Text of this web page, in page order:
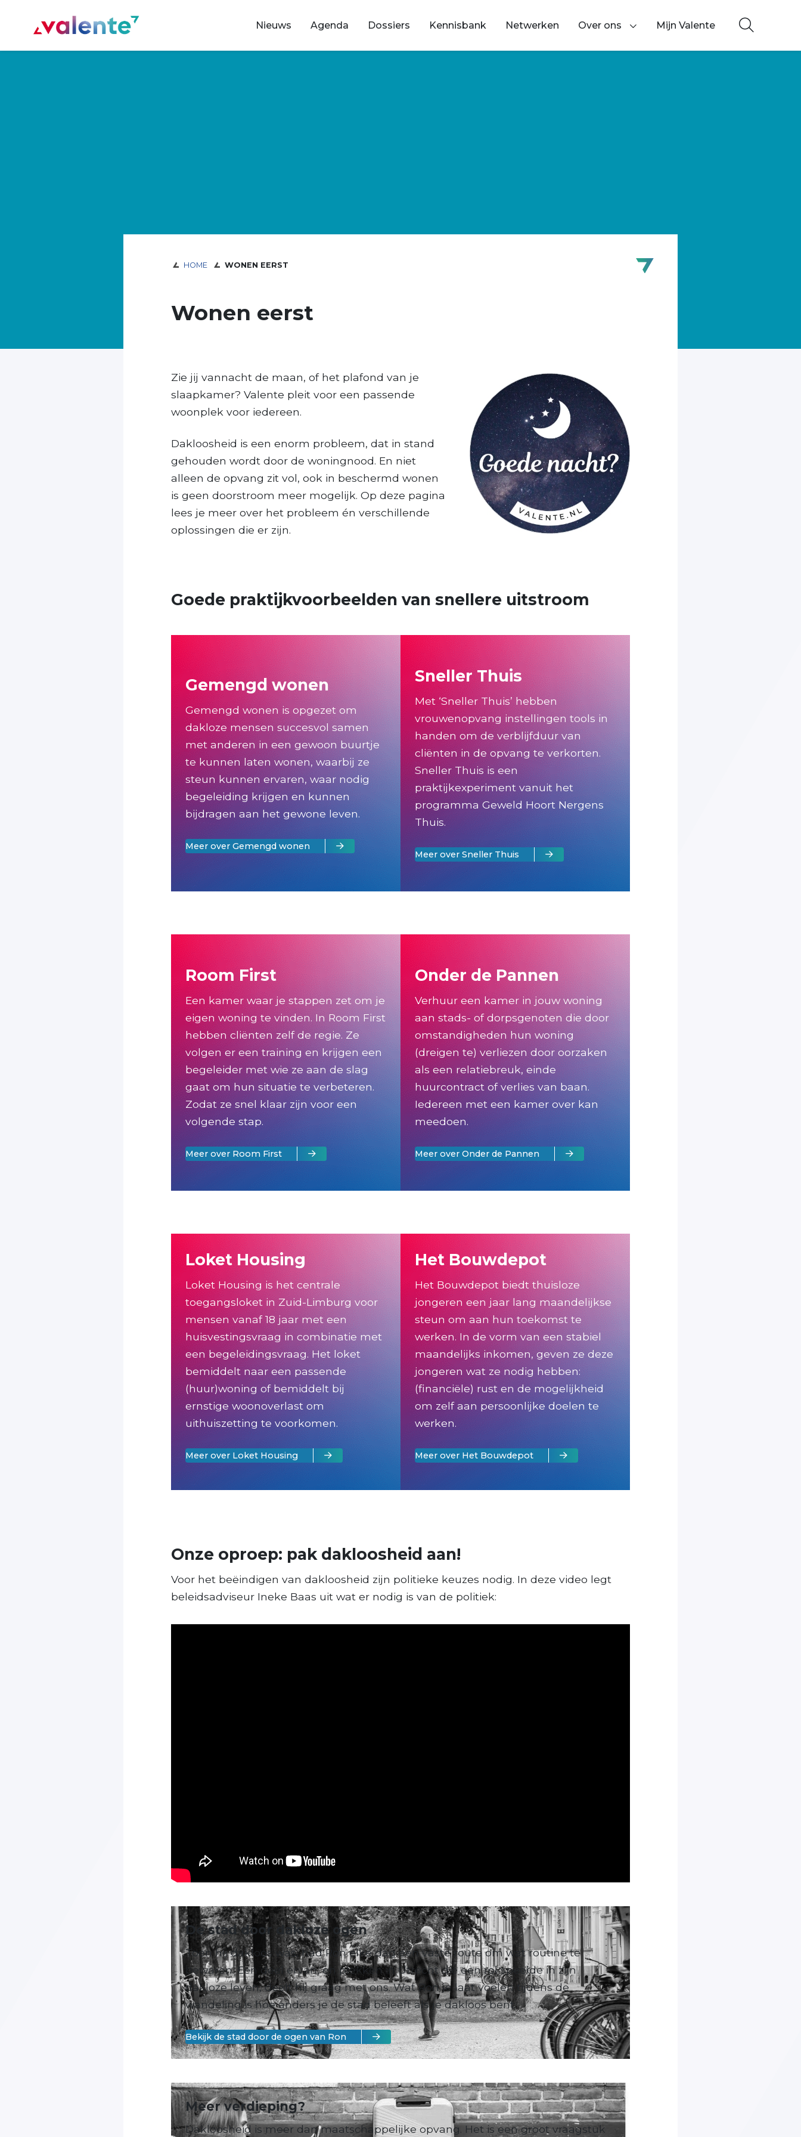
Vereniging Valente
Nieuws Agenda Dossiers Kennisbank Netwerken Over ons
Toon onderliggende navigatie items
Mijn Valente
HOME WONEN EERST
Wonen eerst
Zie jij vannacht de maan, of het plafond van je
slaapkamer? Valente pleit voor een passende
woonplek voor iedereen.
Dakloosheid is een enorm probleem, dat in stand
gehouden wordt door de woningnood. En niet
alleen de opvang zit vol, ook in beschermd wonen
is geen doorstroom meer mogelijk. Op deze pagina
lees je meer over het probleem én verschillende
oplossingen die er zijn.
Goede praktijkvoorbeelden van snellere uitstroom
Gemengd wonen
Gemengd wonen is opgezet om
dakloze mensen succesvol samen
met anderen in een gewoon buurtje
te kunnen laten wonen, waarbij ze
steun kunnen ervaren, waar nodig
begeleiding krijgen en kunnen
bijdragen aan het gewone leven.
Meer over Gemengd wonen
Sneller Thuis
Met ‘Sneller Thuis’ hebben
vrouwenopvang instellingen tools in
handen om de verblijfduur van
cliënten in de opvang te verkorten.
Sneller Thuis is een
praktijkexperiment vanuit het
programma Geweld Hoort Nergens
Thuis.
Meer over Sneller Thuis
Room First
Een kamer waar je stappen zet om je
eigen woning te vinden. In Room First
hebben cliënten zelf de regie. Ze
volgen er een training en krijgen een
begeleider met wie ze aan de slag
gaat om hun situatie te verbeteren.
Zodat ze snel klaar zijn voor een
volgende stap.
Meer over Room First
Onder de Pannen
Verhuur een kamer in jouw woning
aan stads- of dorpsgenoten die door
omstandigheden hun woning
(dreigen te) verliezen door oorzaken
als een relatiebreuk, einde
huurcontract of verlies van baan.
Iedereen met een kamer over kan
meedoen.
Meer over Onder de Pannen
Loket Housing
Loket Housing is het centrale
toegangsloket in Zuid-Limburg voor
mensen vanaf 18 jaar met een
huisvestingsvraag in combinatie met
een begeleidingsvraag. Het loket
bemiddelt naar een passende
(huur)woning of bemiddelt bij
ernstige woonoverlast om
uithuiszetting te voorkomen.
Meer over Loket Housing
Het Bouwdepot
Het Bouwdepot biedt thuisloze
jongeren een jaar lang maandelijkse
steun om aan hun toekomst te
werken. In de vorm van een stabiel
maandelijks inkomen, geven ze deze
jongeren wat ze nodig hebben:
(financiële) rust en de mogelijkheid
om zelf aan persoonlijke doelen te
werken.
Meer over Het Bouwdepot
Onze oproep: pak dakloosheid aan!
Voor het beëindigen van dakloosheid zijn politieke keuzes nodig. In deze video legt
beleidsadviseur Ineke Baas uit wat er nodig is van de politiek:
De stad door dakloze ogen
Toen hij dakloos was, had Ron elke dag een vaste route om wat routine te
bewaren. Een deel ervan, en plekken in Utrecht die een rol speelde in zijn
dakloze leven, deelt hij graag met ons. Wat Ron je laat voelen tijdens de
wandeling is hoe anders je de stad beleeft als je dakloos bent.
Bekijk de stad door de ogen van Ron
Meer verdieping?
Dakloosheid is meer dan maatschappelijke opvang. Het is een groot vraagstuk